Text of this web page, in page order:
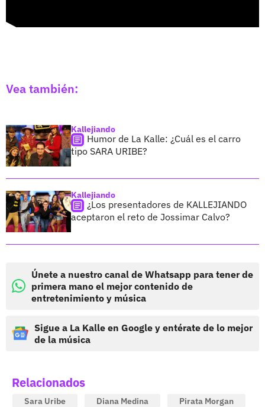
Vea también:
Kallejiando
Humor de La Kalle: ¿Cuál es el carro
tipo SARA URIBE?
Kallejiando
¿Los presentadores de KALLEJIANDO
aceptaron el reto de Jossimar Calvo?
Únete a nuestro canal de Whatsapp para tener de
primera mano el mejor contenido de
entretenimiento y música
Sigue a La Kalle en Google y entérate de lo mejor
de la música
Relacionados
Sara Uribe Diana Medina
Pirata Morgan